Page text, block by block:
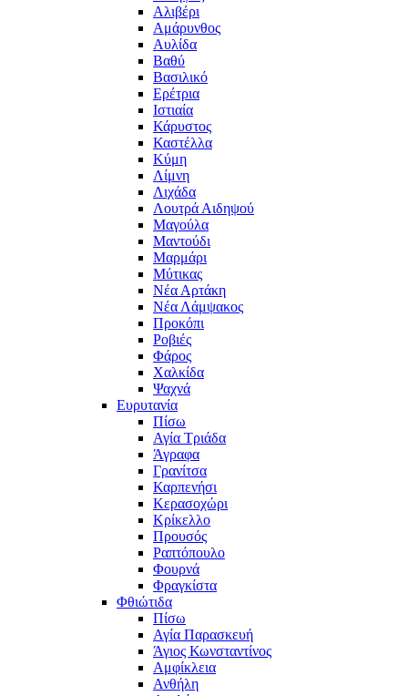
Αλιβέρι
Αμάρυνθος
Αυλίδα
Βαθύ
Βασιλικό
Ερέτρια
Ιστιαία
Κάρυστος
Καστέλλα
Κύμη
Λίμνη
Λιχάδα
Λουτρά Αιδηψού
Μαγούλα
Μαντούδι
Μαρμάρι
Μύτικας
Νέα Αρτάκη
Νέα Λάμψακος
Προκόπι
Ροβιές
Φάρος
Χαλκίδα
Ψαχνά
Ευρυτανία
Πίσω
Αγία Τριάδα
Άγραφα
Γρανίτσα
Καρπενήσι
Κερασοχώρι
Κρίκελλο
Προυσός
Ραπτόπουλο
Φουρνά
Φραγκίστα
Φθιώτιδα
Πίσω
Αγία Παρασκευή
Άγιος Κωνσταντίνος
Αμφίκλεια
Ανθήλη